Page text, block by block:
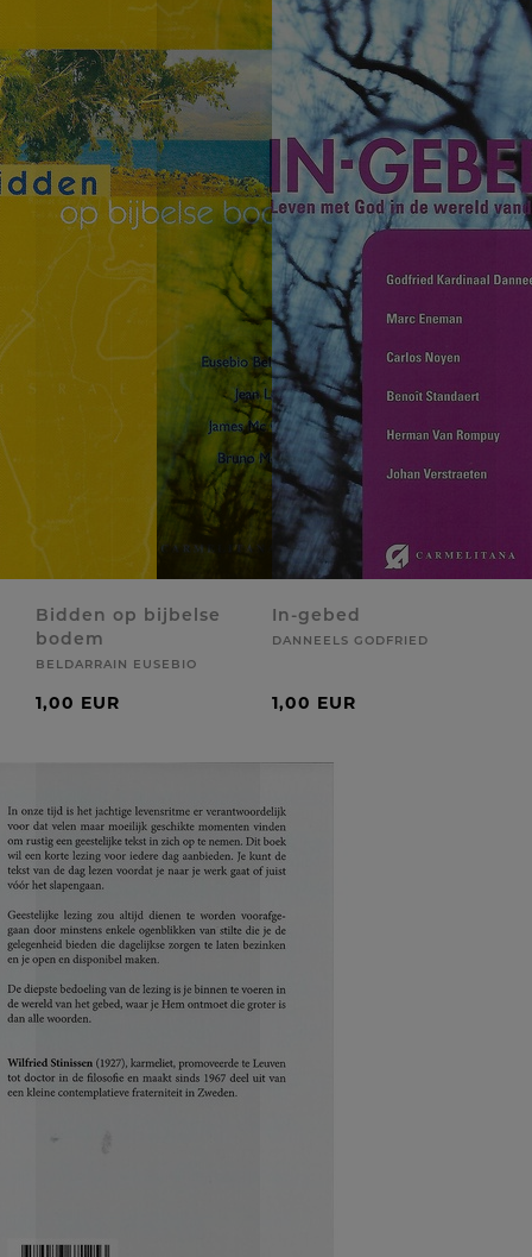
Bidden op bijbelse
bodem
BELDARRAIN EUSEBIO
1,00 EUR
In-gebed
DANNEELS GODFRIED
1,00 EUR